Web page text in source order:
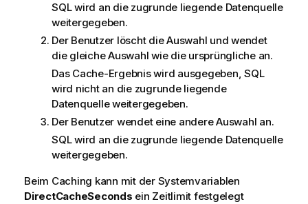
SQLwird an die zugrunde liegende Datenquelle
weitergegeben.
Der Benutzer löscht die Auswahl und wendet
die gleiche Auswahl wie die ursprüngliche an.
Das Cache-Ergebnis wird ausgegeben, SQL
wird nicht an die zugrunde liegende
Datenquelle weitergegeben.
Der Benutzer wendet eine andere Auswahl an.
SQLwird an die zugrunde liegende Datenquelle
weitergegeben.
Beim Caching kann mit der Systemvariablen
DirectCacheSeconds ein Zeitlimit festgelegt